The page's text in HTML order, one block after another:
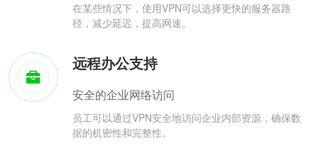
在某些情况下，使用VPN可以选择更快的服务器路
径，减少延迟，提高网速。
远程办公支持
安全的企业网络访问
员工可以通过VPN安全地访问企业内部资源，确保数
据的机密性和完整性。